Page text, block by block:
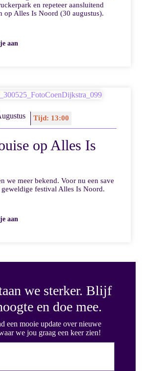
en repeteer aansluitend
op Alles Is Noord (30 augustus).
aan
Tijd: 13:00
op Alles Is
we meer bekend. Voor nu een save
festival Alles Is Noord.
aan
we sterker. Blijf
en doe mee.
een mooie update over nieuwe
we jou graag een keer zien!